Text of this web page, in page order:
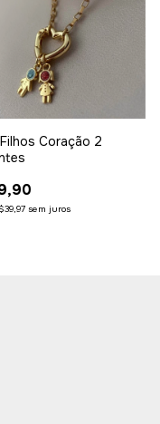
Coração 2
sem juros